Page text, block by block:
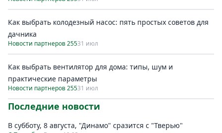
Как выбрать колодезный насос: пять простых советов для
дачника
Новости партнеров 25531 июл
Как выбрать вентилятор для дома: типы, шум и
практические параметры
Новости партнеров 25531 июл
Последние новости
В субботу, 8 августа, "Динамо" сразится с "Тверью"